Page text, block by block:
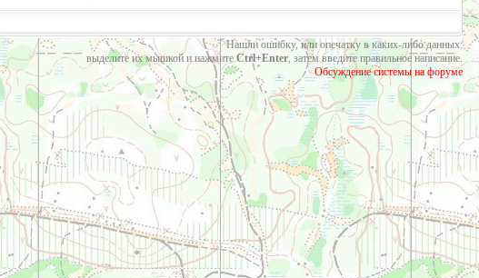
Нашли ошибку, или опечатку в каких-либо данных:
выделите их мышкой и нажмитеCtrl+Enter, затем введите правильное написание.
Обсуждение системы на форуме